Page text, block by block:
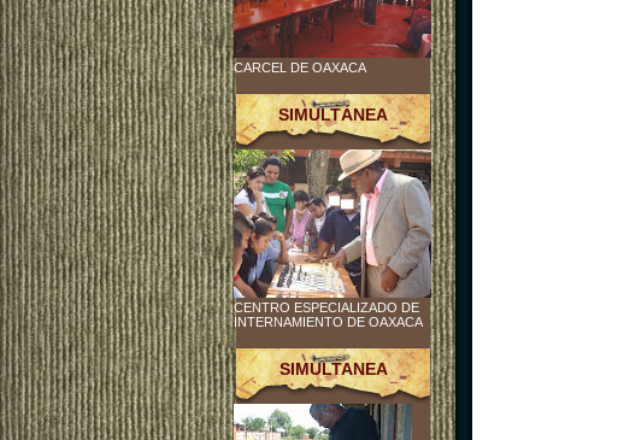
CARCEL DE OAXACA
SIMULTÁNEA
CENTRO ESPECIALIZADO DE
INTERNAMIENTO DE OAXACA
SIMULTANEA